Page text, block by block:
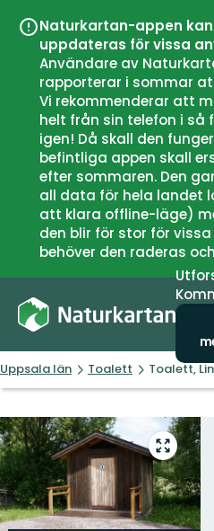
Naturkartan-appen
uppdateras för vissa
Användare av
rapporterar i sommar
Vi rekommenderar att
helt från sin telefon i så
igen! Då skall den
befintliga appen skall
efter sommaren. Den
all data för hela landet
att klara offline-läge)
den blir för stor för
behöver den raderas
Uppsala län Toalett Toalett,
Gå
till